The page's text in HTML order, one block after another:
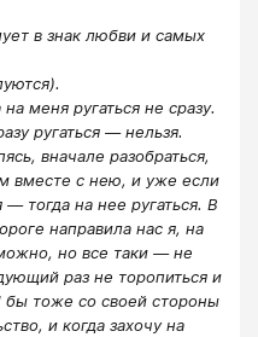
в знак любви и самых
меня ругаться не сразу.
ругаться — нельзя.
вначале разобраться,
вместе с нею, и уже если
тогда на нее ругаться. В
направила нас я, на
но все таки — не
раз не торопиться и
бы тоже со своей стороны
и когда захочу на